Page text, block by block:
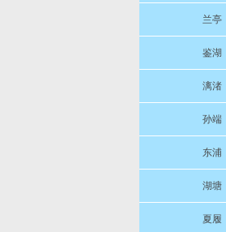
兰亭
鉴湖
漓渚
孙端
东浦
湖塘
夏履